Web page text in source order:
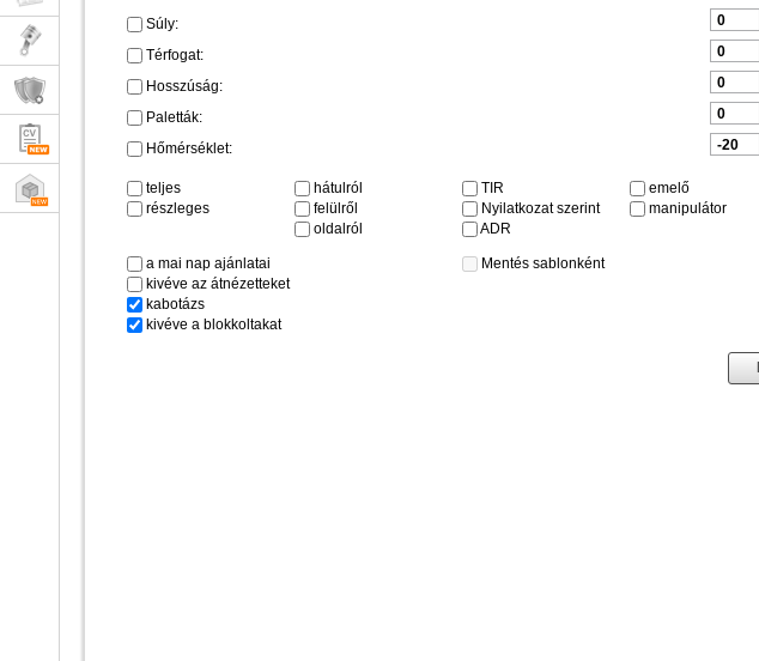
Súly:
Térfogat:
Hosszúság:
Paletták:
Hőmérséklet:
teljes
részleges
hátulról
felülről
oldalról
TIR
Nyilatkozat szerint
ADR
emelő
manipulátor
a mai nap ajánlatai
kivéve az átnézetteket
kabotázs
kivéve a blokkoltakat
Mentés sablonként